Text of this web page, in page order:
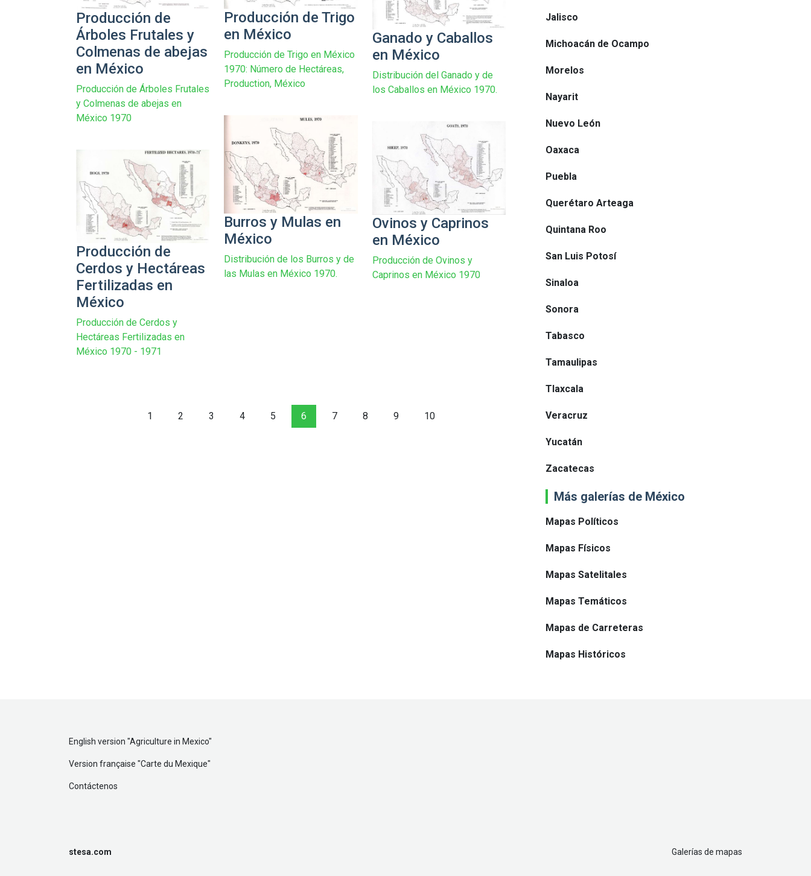
Producción de Trigo
en México
Producción de Trigo en México
1970: Número de Hectáreas,
Production, México
Producción de
Árboles Frutales y
Colmenas de abejas
en México
Producción de Árboles Frutales
y Colmenas de abejas en
México 1970
Ganado y Caballos
en México
Distribución del Ganado y de
los Caballos en México 1970.
Burros y Mulas en
México
Distribución de los Burros y de
las Mulas en México 1970.
Ovinos y Caprinos
en México
Producción de Ovinos y
Caprinos en México 1970
Producción de
Cerdos y Hectáreas
Fertilizadas en
México
Producción de Cerdos y
Hectáreas Fertilizadas en
México 1970 - 1971
1 2 3 4 5 6 7 8 9 10
Jalisco
Michoacán de Ocampo
Morelos
Nayarit
Nuevo León
Oaxaca
Puebla
Querétaro Arteaga
Quintana Roo
San Luis Potosí
Sinaloa
Sonora
Tabasco
Tamaulipas
Tlaxcala
Veracruz
Yucatán
Zacatecas
Más galerías de México
Mapas Políticos
Mapas Físicos
Mapas Satelitales
Mapas Temáticos
Mapas de Carreteras
Mapas Históricos
English version "Agriculture in Mexico"
Version française "Carte du Mexique"
Contáctenos
stesa.com Galerías de mapas